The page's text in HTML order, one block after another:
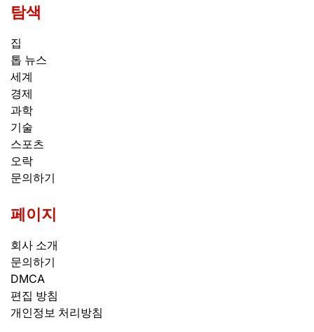
탐색
집
톱 뉴스
세계
경제
과학
기술
스포츠
오락
문의하기
페이지
회사 소개
문의하기
DMCA
편집 방침
개인정보 처리방침